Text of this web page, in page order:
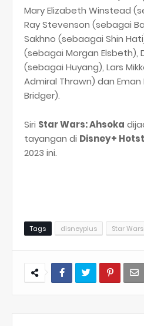
Mary Elizabeth Winstead
Ray Stevenson (sebagai
Sakhno (sebaagai Shin
(sebagai Morgan Elsbeth),
(sebagai Huyang), Lars
Admiral Thrawn) dan
Bridger).
Siri Star Wars: Ahsoka
tayangan di Disney+
2023 ini.
Tags disneyplus Star Wars